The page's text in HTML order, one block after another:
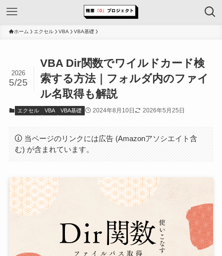
ホーム エクセル VBA VBA基礎
VBA Dir関数でワイルドカード検
索する方法｜フォルダ内のファイ
ル名取得も解説
2026
5/25
エクセル VBA VBA基礎 2024年8月10日 2026年5月25日
当ページのリンクには広告 (Amazonアソシエイト含
む) が含まれています。